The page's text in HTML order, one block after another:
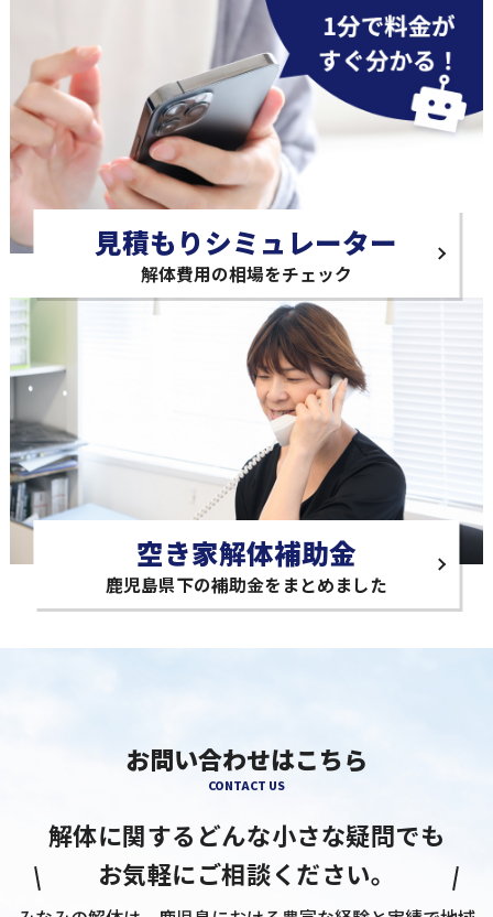
見積もりシミュレーター
解体費用の相場をチェック
空き家解体補助金
鹿児島県下の補助金をまとめました
お問い合わせはこちら
CONTACT US
解体に関するどんな小さな疑問でも
お気軽にご相談ください。